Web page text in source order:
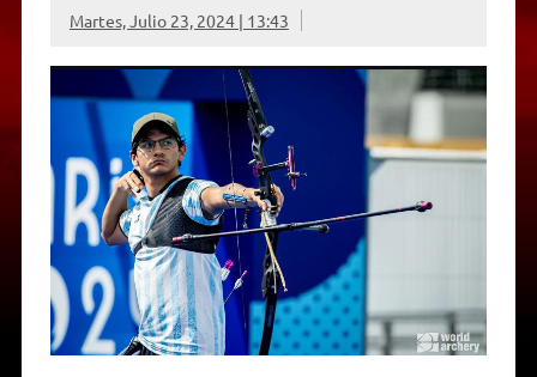
Martes, Julio 23, 2024 | 13:43